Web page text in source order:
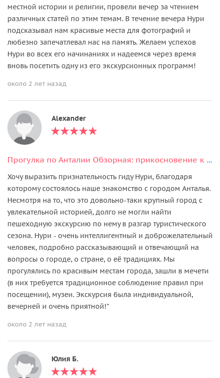
местной истории и религии, провели вечер за чтением
различных статей по этим темам. В течение вечера Нури
подсказывал нам красивые места для фотографий и
любезно запечатлевал нас на память. Желаем успехов
Нури во всех его начинаниях и надеемся через время
вновь посетить одну из его экскурсионных программ!
около 2 лет назад
Alexander
Прогулка по Анталии Обзорная: прикосновение к великой истории
Хочу выразить признательность гиду Нури, благодаря
которому состоялось наше знакомство с городом Анталья.
Несмотря на то, что это довольно-таки крупный город с
увлекательной историей, долго не могли найти
пешеходную экскурсию по нему в разгар туристического
сезона. Нури - очень интеллигентный и доброжелательный
человек, подробно рассказывающий и отвечающий на
вопросы о городе, о стране, о её традициях. Мы
прогулялись по красивым местам города, зашли в мечети
(в них требуется традиционное соблюдение правил при
посещении), музеи. Экскурсия была индивидуальной,
вечерней и очень приятной!"
около 2 лет назад
Юлия Б.